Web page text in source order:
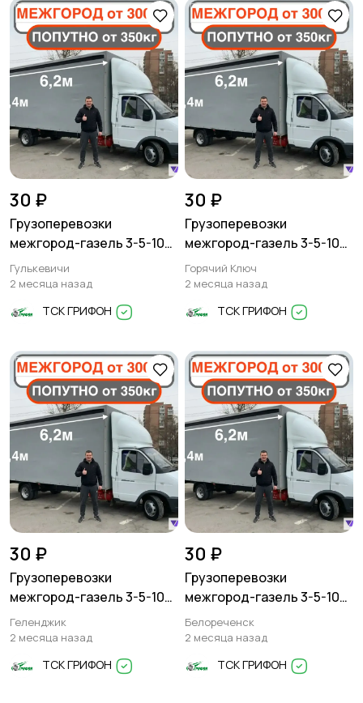
30 ₽
Грузоперевозки
межгород-газель 3-5-10
тонн
Гулькевичи
2 месяца назад
ТСК ГРИФОН
30 ₽
Грузоперевозки
межгород-газель 3-5-10
тонн
Горячий Ключ
2 месяца назад
ТСК ГРИФОН
30 ₽
Грузоперевозки
межгород-газель 3-5-10
тонн
Геленджик
2 месяца назад
ТСК ГРИФОН
30 ₽
Грузоперевозки
межгород-газель 3-5-10
тонн
Белореченск
2 месяца назад
ТСК ГРИФОН